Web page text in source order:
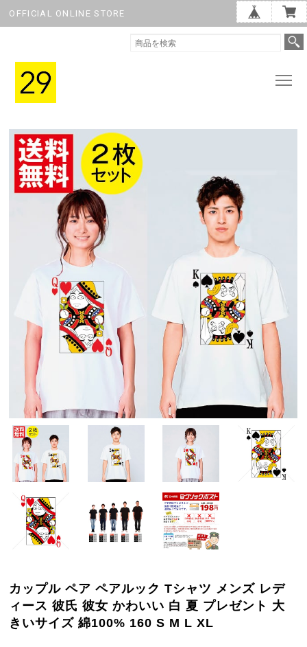
OFFICIAL ONLINE STORE
カップル ペア ペアルック Tシャツ メンズ レデ
ィース 彼氏 彼女 かわいい 白 夏 プレゼント 大
きいサイズ 綿100% 160 S M L XL